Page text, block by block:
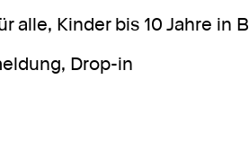
alle, Kinder bis 10 Jahre in
Drop-in